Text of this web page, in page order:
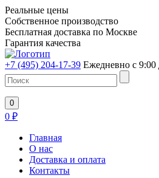
Реальные цены
Собственное производство
Бесплатная доставка по Москве
Гарантия качества
+7 (495) 204-17-39 Ежедневно с 9:00
0
0 ₽
Главная
О нас
Доставка и оплата
Контакты